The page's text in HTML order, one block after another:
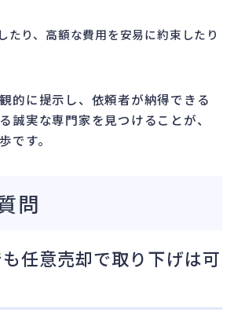
たり、高額な費用を安易に約束したり
的に提示し、依頼者が納得できる
誠実な専門家を見つけることが、
です。
問
任意売却で取り下げは可